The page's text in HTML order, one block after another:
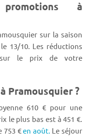
à
sur la saison
13/10. Les réductions
sur le prix de votre
Pramousquier ?
610 € pour une
le plus bas est à 451 €.
753 €en août. Le séjour